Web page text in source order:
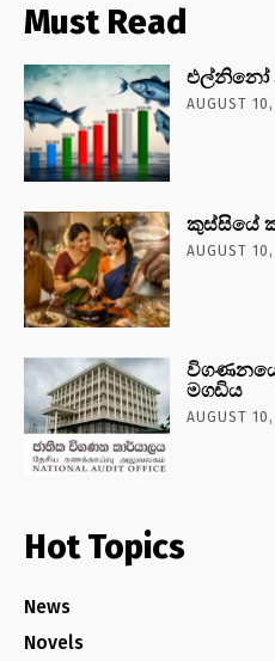
Must Read
එල්නිනෝ
AUGUST
කුස්සියේ
AUGUST
මගඩිය
AUGUST
Hot Topics
News
Novels